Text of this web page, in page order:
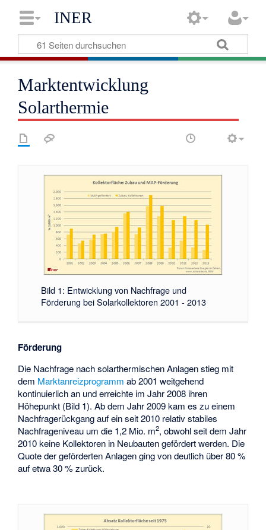
INER
Marktentwicklung
Solarthermie
Bild 1: Entwicklung von Nachfrage und
Förderung bei Solarkollektoren 2001 - 2013
Förderung
Die Nachfrage nach solarthermischen Anlagen stieg mit
dem Marktanreizprogramm ab 2001 weitgehend
kontinuierlich an und erreichte im Jahr 2008 ihren
Höhepunkt (Bild 1). Ab dem Jahr 2009 kam es zu einem
Nachfragerückgang auf ein seit 2010 relativ stabiles
Nachfrageniveau um die 1,2 Mio. m2, obwohl seit dem Jahr
2010 keine Kollektoren in Neubauten gefördert werden. Die
Quote der geförderten Anlagen ging von deutlich über 80 %
auf etwa 30 % zurück.